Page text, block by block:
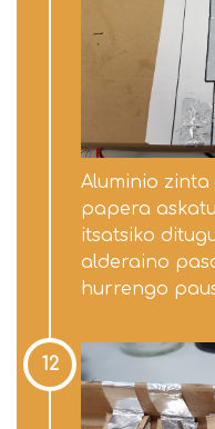
Aluminio
papera
itsatsiko
alderaino
hurrengo
12